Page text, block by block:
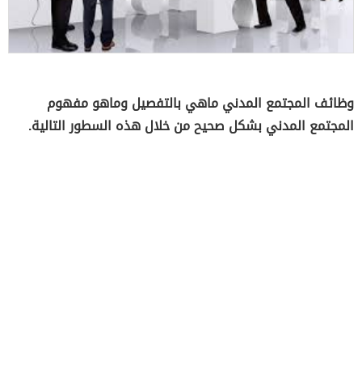
وظائف المجتمع المدني ماهي بالتفصيل وماهو مفهوم
المجتمع المدني بشكل صحيح من خلال هذه السطور التالية.